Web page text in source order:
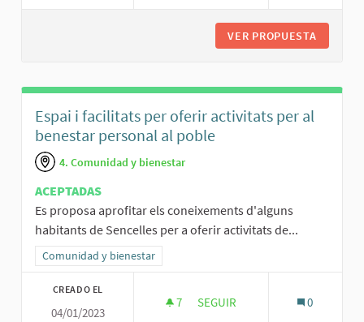
VER PROPUESTA
Espai i facilitats per oferir activitats per al
benestar personal al poble
4. Comunidad y bienestar
ACEPTADAS
Es proposa aprofitar els coneixements d'alguns
habitants de Sencelles per a oferir activitats de...
Resultados al filtrar por la categoría: Comunidad y bienestar
Comunidad y bienestar
CREADO EL
04/01/2023
7 7 SEGUIDORAS
SEGUIR 0